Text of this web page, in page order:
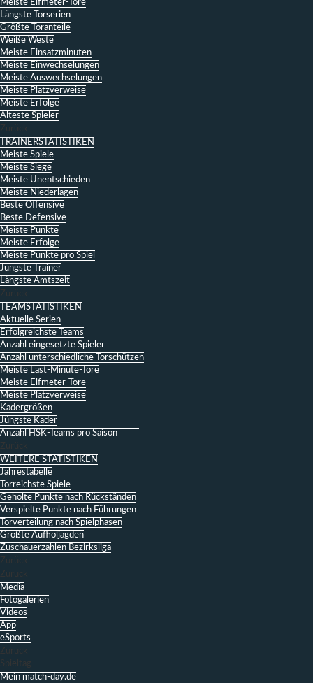
Meiste Elfmeter-Tore
Längste Torserien
Größte Toranteile
Weiße Weste
Meiste Einsatzminuten
Meiste Einwechselungen
Meiste Auswechselungen
Meiste Platzverweise
Meiste Erfolge
Älteste Spieler
Zurück
TRAINERSTATISTIKEN
Meiste Spiele
Meiste Siege
Meiste Unentschieden
Meiste Niederlagen
Beste Offensive
Beste Defensive
Meiste Punkte
Meiste Erfolge
Meiste Punkte pro Spiel
Jüngste Trainer
Längste Amtszeit
Zurück
TEAMSTATISTIKEN
Aktuelle Serien
Erfolgreichste Teams
Anzahl eingesetzte Spieler
Anzahl unterschiedliche Torschützen
Meiste Last-Minute-Tore
Meiste Elfmeter-Tore
Meiste Platzverweise
Kadergrößen
Jüngste Kader
Anzahl HSK-Teams pro Saison
Zurück
WEITERE STATISTIKEN
Jahrestabelle
Torreichste Spiele
Geholte Punkte nach Rückständen
Verspielte Punkte nach Führungen
Torverteilung nach Spielphasen
Größte Aufholjagden
Zuschauerzahlen Bezirksliga
Zurück
Zurück
Media
Fotogalerien
Videos
App
eSports
Zurück
Spieltag
Mein match-day.de